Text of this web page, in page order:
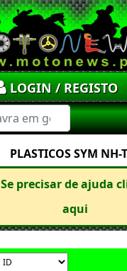
LOGIN / REGISTO
PLASTICOS SYM
Se precisar de ajuda
aqui